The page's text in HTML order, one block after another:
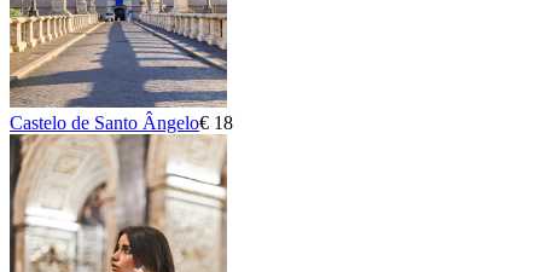
Castelo de Santo Ângelo€ 18